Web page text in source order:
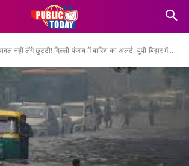
नहीं लेंगे छुट्टी! दिल्ली-पंजाब में बारिश का अलर्ट, यूपी-बिहार में...